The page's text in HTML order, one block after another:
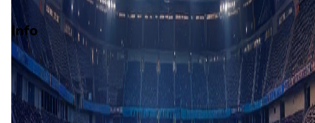
Info
Op 11 oktober 2026 gaat Excelsior de strijd aan met FC
Groningen. De wedstrijd wordt afgetrapt om 14:45 en wordt
gespeeld in de Eredivisie.
Stadion: Stadion Woudestein
Scheidsrechter: Onbekend